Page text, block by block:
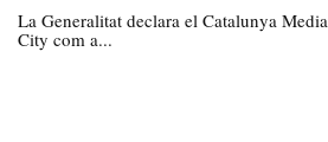
La Generalitat declara el Catalunya Media
City com a...